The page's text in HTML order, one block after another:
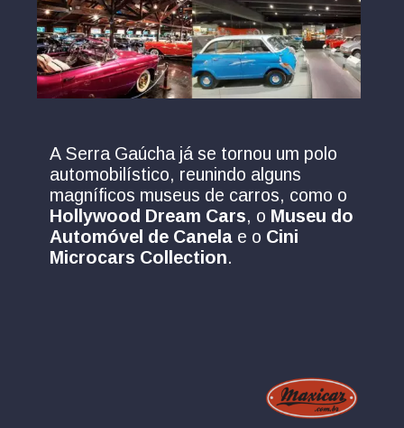
A Serra Gaúcha já se tornou um polo
automobilístico, reunindo alguns
magníficos museus de carros, como o
Hollywood Dream Cars, o Museu do
Automóvel de Canela e o Cini
Microcars Collection.